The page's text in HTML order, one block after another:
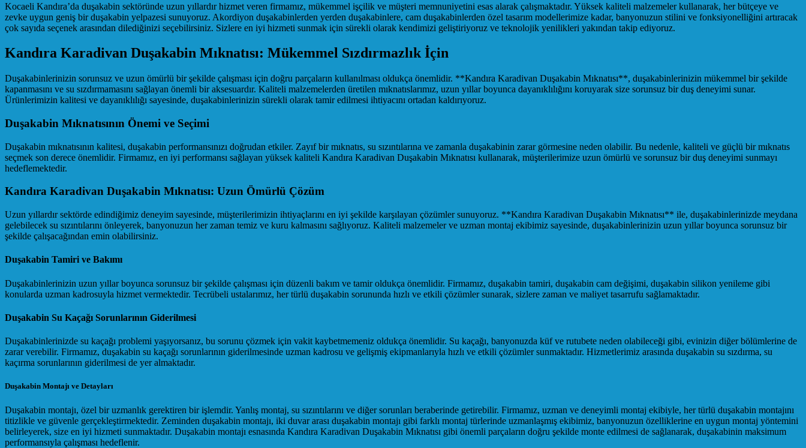
Kocaeli Kandıra’da duşakabin sektöründe uzun yıllardır hizmet veren firmamız, mükemmel işçilik ve müşteri memnuniyetini esas alarak çalışmaktadır. Yüksek kaliteli malzemeler kullanarak, her bütçeye ve
zevke uygun geniş bir duşakabin yelpazesi sunuyoruz. Akordiyon duşakabinlerden yerden duşakabinlere, cam duşakabinlerden özel tasarım modellerimize kadar, banyonuzun stilini ve fonksiyonelliğini artıracak
çok sayıda seçenek arasından dilediğinizi seçebilirsiniz. Sizlere en iyi hizmeti sunmak için sürekli olarak kendimizi geliştiriyoruz ve teknolojik yenilikleri yakından takip ediyoruz.
Kandıra Karadivan Duşakabin Mıknatısı: Mükemmel Sızdırmazlık İçin
Duşakabinlerinizin sorunsuz ve uzun ömürlü bir şekilde çalışması için doğru parçaların kullanılması oldukça önemlidir. **Kandıra Karadivan Duşakabin Mıknatısı**, duşakabinlerinizin mükemmel bir şekilde
kapanmasını ve su sızdırmamasını sağlayan önemli bir aksesuardır. Kaliteli malzemelerden üretilen mıknatıslarımız, uzun yıllar boyunca dayanıklılığını koruyarak size sorunsuz bir duş deneyimi sunar.
Ürünlerimizin kalitesi ve dayanıklılığı sayesinde, duşakabinlerinizin sürekli olarak tamir edilmesi ihtiyacını ortadan kaldırıyoruz.
Duşakabin Mıknatısının Önemi ve Seçimi
Duşakabin mıknatısının kalitesi, duşakabin performansınızı doğrudan etkiler. Zayıf bir mıknatıs, su sızıntılarına ve zamanla duşakabinin zarar görmesine neden olabilir. Bu nedenle, kaliteli ve güçlü bir mıknatıs
seçmek son derece önemlidir. Firmamız, en iyi performansı sağlayan yüksek kaliteli Kandıra Karadivan Duşakabin Mıknatısı kullanarak, müşterilerimize uzun ömürlü ve sorunsuz bir duş deneyimi sunmayı
hedeflemektedir.
Kandıra Karadivan Duşakabin Mıknatısı: Uzun Ömürlü Çözüm
Uzun yıllardır sektörde edindiğimiz deneyim sayesinde, müşterilerimizin ihtiyaçlarını en iyi şekilde karşılayan çözümler sunuyoruz. **Kandıra Karadivan Duşakabin Mıknatısı** ile, duşakabinlerinizde meydana
gelebilecek su sızıntılarını önleyerek, banyonuzun her zaman temiz ve kuru kalmasını sağlıyoruz. Kaliteli malzemeler ve uzman montaj ekibimiz sayesinde, duşakabinlerinizin uzun yıllar boyunca sorunsuz bir
şekilde çalışacağından emin olabilirsiniz.
Duşakabin Tamiri ve Bakımı
Duşakabinlerinizin uzun yıllar boyunca sorunsuz bir şekilde çalışması için düzenli bakım ve tamir oldukça önemlidir. Firmamız, duşakabin tamiri, duşakabin cam değişimi, duşakabin silikon yenileme gibi
konularda uzman kadrosuyla hizmet vermektedir. Tecrübeli ustalarımız, her türlü duşakabin sorununda hızlı ve etkili çözümler sunarak, sizlere zaman ve maliyet tasarrufu sağlamaktadır.
Duşakabin Su Kaçağı Sorunlarının Giderilmesi
Duşakabinlerinizde su kaçağı problemi yaşıyorsanız, bu sorunu çözmek için vakit kaybetmemeniz oldukça önemlidir. Su kaçağı, banyonuzda küf ve rutubete neden olabileceği gibi, evinizin diğer bölümlerine de
zarar verebilir. Firmamız, duşakabin su kaçağı sorunlarının giderilmesinde uzman kadrosu ve gelişmiş ekipmanlarıyla hızlı ve etkili çözümler sunmaktadır. Hizmetlerimiz arasında duşakabin su sızdırma, su
kaçırma sorunlarının giderilmesi de yer almaktadır.
Duşakabin Montajı ve Detayları
Duşakabin montajı, özel bir uzmanlık gerektiren bir işlemdir. Yanlış montaj, su sızıntılarını ve diğer sorunları beraberinde getirebilir. Firmamız, uzman ve deneyimli montaj ekibiyle, her türlü duşakabin montajını
titizlikle ve güvenle gerçekleştirmektedir. Zeminden duşakabin montajı, iki duvar arası duşakabin montajı gibi farklı montaj türlerinde uzmanlaşmış ekibimiz, banyonuzun özelliklerine en uygun montaj yöntemini
belirleyerek, size en iyi hizmeti sunmaktadır. Duşakabin montajı esnasında Kandıra Karadivan Duşakabin Mıknatısı gibi önemli parçaların doğru şekilde monte edilmesi de sağlanarak, duşakabinin maksimum
performansıyla çalışması hedeflenir.